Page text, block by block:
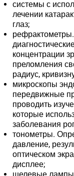
системы с
лечении
глаз;
концентрации
преломления
радиус,
микроскопы
передвижные
проводить
которые
заболевания
тонометры.
давление,
оптическом
дисплее;